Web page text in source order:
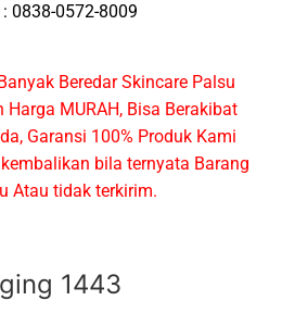
: 0838-0572-8009
Beredar Skincare Palsu
MURAH, Bisa Berakibat
Garansi 100% Produk Kami
kembalikan bila ternyata Barang
Atau tidak terkirim.
1443